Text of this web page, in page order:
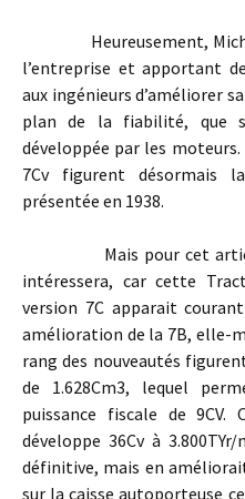
Heureusement,
l’entreprise et apportant
aux ingénieurs d’améliorer
plan de la fiabilité, que
développée par les
7Cv figurent désormais
présentée en 1938.
Mais pour cet article,
intéressera, car cette
version 7C apparait
amélioration de la 7B, elle-
rang des nouveautés
de 1.628Cm3, lequel
puissance fiscale de
développe 36Cv à
définitive, mais en
sur la caisse autoporteuse